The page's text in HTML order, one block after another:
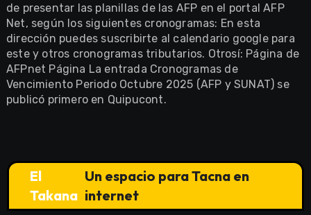
de presentar las planillas de las AFP en el portal AFP
Net, según los siguientes cronogramas: En esta
dirección puedes suscribirte al calendario google para
este y otros cronogramas tributarios. Otrosí: Página de
AFPnet Página La entrada Cronogramas de
Vencimiento Periodo Octubre 2025 (AFP y SUNAT) se
publicó primero en Quipucont.
El
Takana
Un espacio para Tacna en
internet